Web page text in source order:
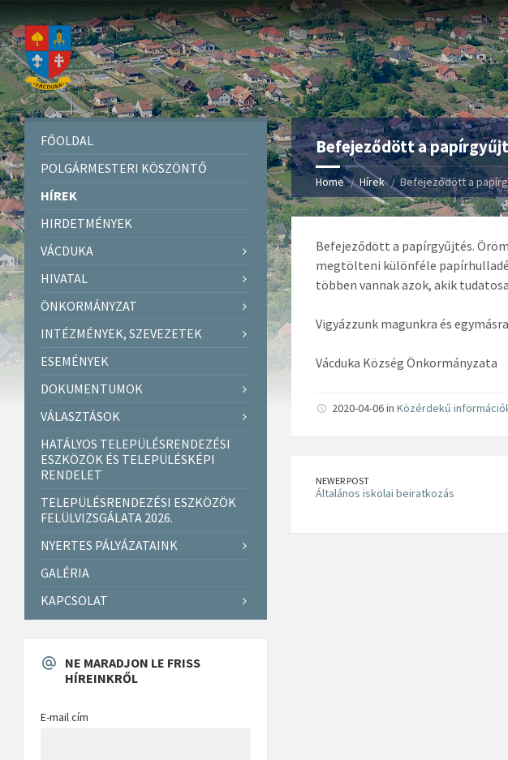
Befejeződött a
Home Hírek Befejeződött a
Befejeződött a papírgyűjtés.
megtölteni különféle
többen vannak azok, akik
Vigyázzunk magunkra és
Vácduka Község Önkormányzata
2020-04-06 in Közérdekű
NEWER POST
Általános iskolai beiratkozás
FŐOLDAL
POLGÁRMESTERI KÖSZÖNTŐ
HÍREK
HIRDETMÉNYEK
VÁCDUKA
HIVATAL
ÖNKORMÁNYZAT
INTÉZMÉNYEK, SZEVEZETEK
ESEMÉNYEK
DOKUMENTUMOK
VÁLASZTÁSOK
HATÁLYOS TELEPÜLÉSRENDEZÉSI
ESZKÖZÖK ÉS TELEPÜLÉSKÉPI
RENDELET
TELEPÜLÉSRENDEZÉSI ESZKÖZÖK
FELÜLVIZSGÁLATA 2026.
NYERTES PÁLYÁZATAINK
GALÉRIA
KAPCSOLAT
NE MARADJON LE FRISS
HÍREINKRŐL
E-mail cím